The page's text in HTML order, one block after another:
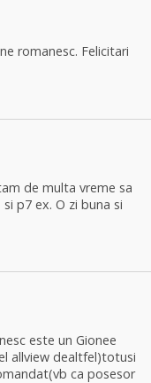
romanesc. Felicitari
de multa vreme sa
p7 ex. O zi buna si
este un Gionee
allview dealtfel)totusi
ca posesor